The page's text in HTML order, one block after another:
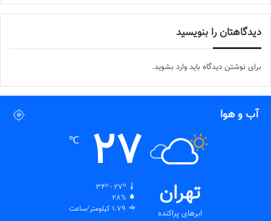
دیدگاهتان را بنویسید
برای نوشتن دیدگاه باید وارد بشوید.
آب و هوا
تهران
ابرهای پراکنده
27
℃
34º - 27º
28%
1.79 کیلومتر/ساعت